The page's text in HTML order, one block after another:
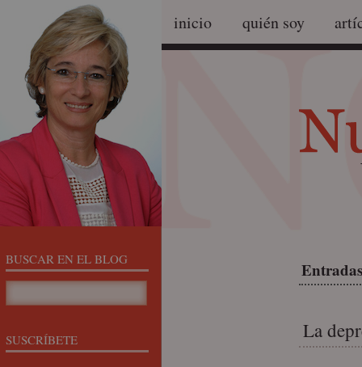
inicio quién soy
La
BUSCAR EN EL BLOG
SUSCRÍBETE